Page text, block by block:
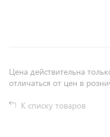
Цена действительна
отличаться от цен в
К списку товаров